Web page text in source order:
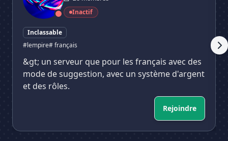
Inactif
Inclassable
#lempire# français
&gt; un serveur que pour les français avec des
mode de suggestion, avec un système d'argent
et des rôles.
Rejoindre